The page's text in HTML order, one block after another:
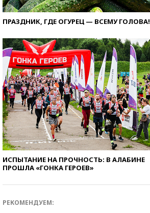
ПРАЗДНИК, ГДЕ ОГУРЕЦ — ВСЕМУ ГОЛОВА!
ИСПЫТАНИЕ НА ПРОЧНОСТЬ: В АЛАБИНЕ
ПРОШЛА «ГОНКА ГЕРОЕВ»
РЕКОМЕНДУЕМ: